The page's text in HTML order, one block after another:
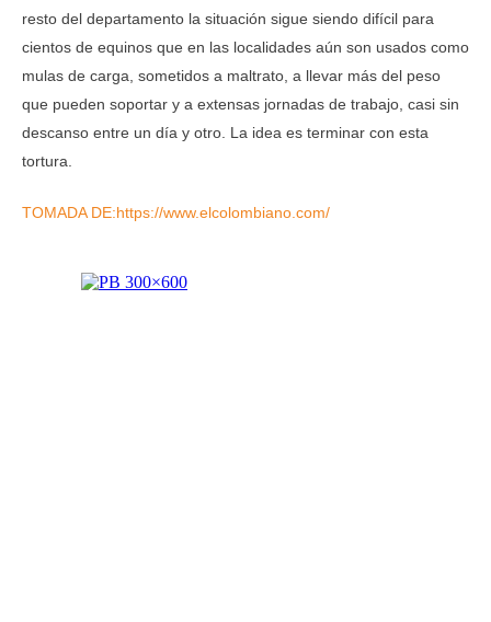
resto del departamento la situación sigue siendo difícil para
cientos de equinos que en las localidades aún son usados como
mulas de carga, sometidos a maltrato, a llevar más del peso
que pueden soportar y a extensas jornadas de trabajo, casi sin
descanso entre un día y otro. La idea es terminar con esta
tortura.
TOMADA DE:https://www.elcolombiano.com/